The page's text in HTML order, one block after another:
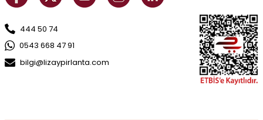
444 50 74
0543 668 47 91
bilgi@lizaypirlanta.com